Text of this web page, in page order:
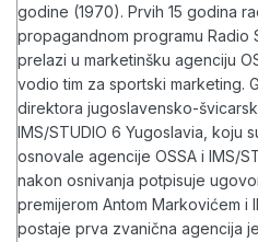
godine (1970). Prvih 15 godina
propagandnom programu Radio
prelazi u marketinšku agenciju
vodio tim za sportski marketing.
direktora jugoslavensko-
IMS/STUDIO 6 Yugoslavia, koju
osnovale agencije OSSA i IMS/
nakon osnivanja potpisuje
premijerom Antom Markovićem i
postaje prva zvanična agencija